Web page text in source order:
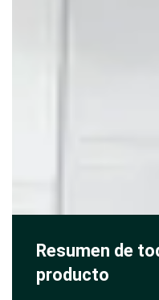
Resumen de
producto